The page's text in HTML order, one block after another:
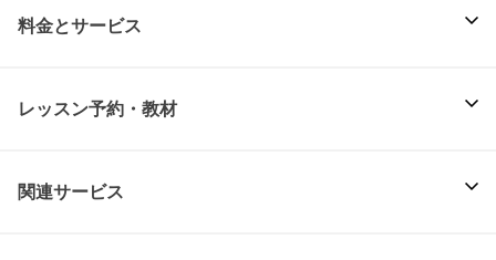
料金とサービス
レッスン予約・教材
関連サービス